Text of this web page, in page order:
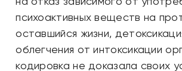
психоактивных веществ на
оставшийся жизни,
облегчения от интоксикации
кодировка не доказала своих